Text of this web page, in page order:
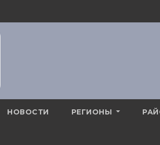
НОВОСТИ РЕГИОНЫ